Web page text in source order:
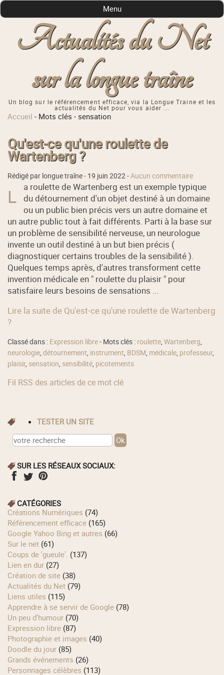
Actualités du Net
sur la longue traîne
Un blog sur le référencement efficace, via la Longue Traine et les
actualités du Net pour vous aider ...
Menu
Accueil - Mots clés -sensation
Qu'est-ce qu'une roulette de
Wartenberg ?
Rédigé par longue traîne - 19 juin 2022-Aucun commentaire
L
a roulette de Wartenberg est un exemple typique
du détournement d'un objet destiné à un domaine
ou un public bien précis vers un autre domaine et
un autre public tout à fait différents. Parti à la base sur
un problème de sensibilité nerveuse, un neurologue
invente un outil destiné à un but bien précis (
diagnostiquer certains troubles de la sensibilité ).
Quelques temps après, d'autres transforment cette
invention médicale en " roulette du plaisir " pour
satisfaire leurs besoins de sensations ...
Lire la suite de Qu'est-ce qu'une roulette de Wartenberg
?
Classé dans : Expression libre- Mots clés : roulette,Wartenberg,
neurologie,détournement, instrument, BDSM, médicale, professeur,
plaisir, sensation, sensibilité, picotements
Fil RSS des articles de ce mot clé
TESTER UN SITE
SUR LES RÉSEAUX SOCIAUX:
CATÉGORIES
Créations Numériques (74)
Référencement efficace (165)
Google Yahoo Bing et autres (66)
Sur le net (61)
Coups de 'gueule'. (137)
Lien en dur (27)
Création de site (38)
Actualités du Net (79)
Liens utiles (115)
Apprendre à se servir de Google (78)
Un peu d'humour (70)
Expression libre (87)
Photographie et images (40)
Doodle du jour (85)
Grands événements (26)
Personnages célèbres (113)